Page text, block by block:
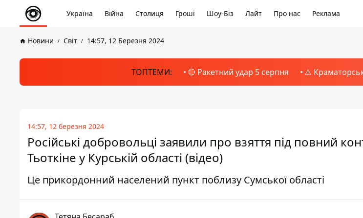
Україна Війна Столиця Гроші Шоу-Біз Лайт Про нас Реклама
Новини Світ 14:57, 12 Березня 2024
ТОПТЕМИ: 🔴 Ракетний удар 5 серпня ⚠️
14:57, 12 березня 2024
Російські добровольці заявили про взяття під повний
Тьоткіне у Курській області (відео)
Це прикордонний населений пункт поблизу Сумської області